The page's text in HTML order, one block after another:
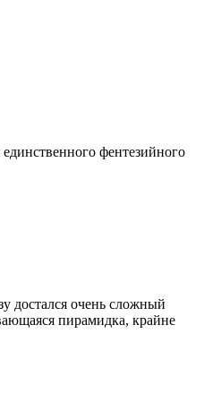
фентезийного
достался очень сложный
пирамидка, крайне